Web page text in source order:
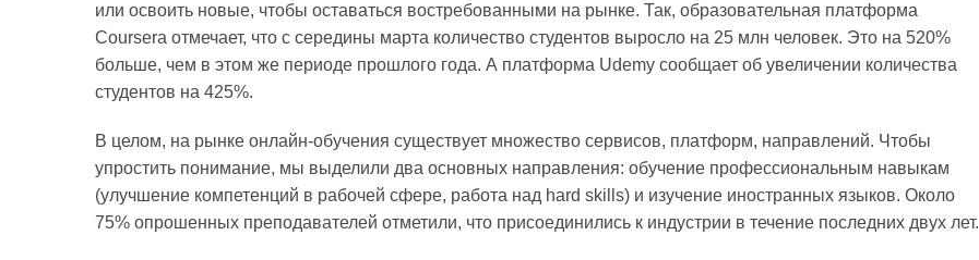
или освоить новые, чтобы оставаться востребованными на рынке. Так, образовательная платформа
Coursera отмечает, что с середины марта количество студентов выросло на 25 млн человек. Это на 520%
больше, чем в этом же периоде прошлого года. А платформа Udemy сообщает об увеличении количества
студентов на 425%.
В целом, на рынке онлайн-обучения существует множество сервисов, платформ, направлений. Чтобы
упростить понимание, мы выделили два основных направления: обучение профессиональным навыкам
(улучшение компетенций в рабочей сфере, работа над hard skills) и изучение иностранных языков. Около
75% опрошенных преподавателей отметили, что присоединились к индустрии в течение последних двух лет.